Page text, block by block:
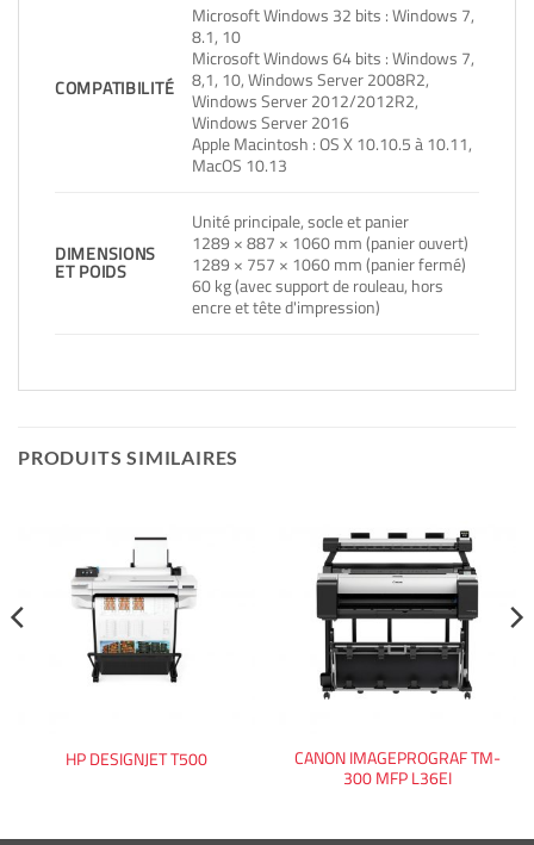
COMPATIBILITÉ
Microsoft Windows 32 bits : Windows 7,
8.1, 10
Microsoft Windows 64 bits : Windows 7,
8,1, 10, Windows Server 2008R2,
Windows Server 2012/2012R2,
Windows Server 2016
Apple Macintosh : OS X 10.10.5 à 10.11,
MacOS 10.13
DIMENSIONS
ET POIDS
Unité principale, socle et panier
1289 × 887 × 1060 mm (panier ouvert)
1289 × 757 × 1060 mm (panier fermé)
60 kg (avec support de rouleau, hors
encre et tête d'impression)
PRODUITS SIMILAIRES
HP DESIGNJET T500
CANON IMAGEPROGRAF TM-
300 MFP L36EI